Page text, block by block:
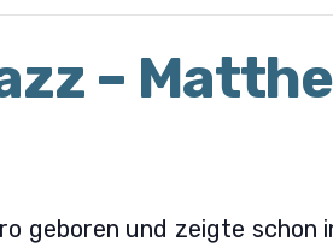
–
geboren und zeigte schon